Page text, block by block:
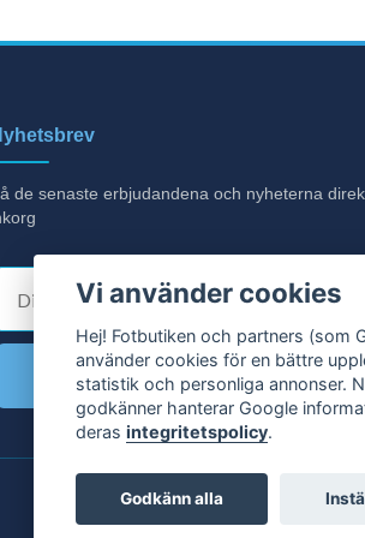
de senaste erbjudandena och nyheterna
post
Ja tack!
Vi använder cookies
Hej! Fotbutiken och partners (som
använder cookies för en bättre
statistik och personliga annonser.
godkänner hanterar Google
derasintegritetspolicy.
Godkänn alla